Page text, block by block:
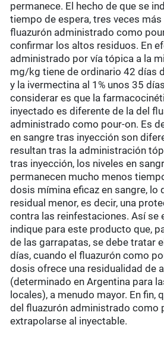
permanece. El hecho de que se
tiempo de espera, tres veces más
fluazurón administrado como
confirmar los altos residuos. En
administrado por vía tópica a la
mg/kg tiene de ordinario 42 días
y la ivermectina al 1% unos 35
considerar es que la
inyectado es diferente de la del
administrado como pour-on. Es
en sangre tras inyección son
resultan tras la administración
tras inyección, los niveles en
permanecen mucho menos
dosis mímina eficaz en sangre, lo
residual menor, es decir, una
contra las reinfestaciones. Así se
indique para este producto que,
de las garrapatas, se debe tratar
días, cuando el fluazurón como
dosis ofrece una residualidad de
(determinado en Argentina para
locales), a menudo mayor. En fin,
del fluazurón administrado como
extrapolarse al inyectable.